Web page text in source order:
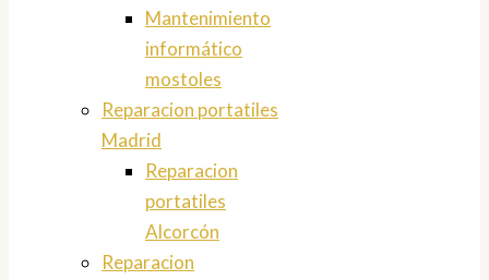
Mantenimiento
informático
mostoles
Reparacion portatiles
Madrid
Reparacion
portatiles
Alcorcón
Reparacion